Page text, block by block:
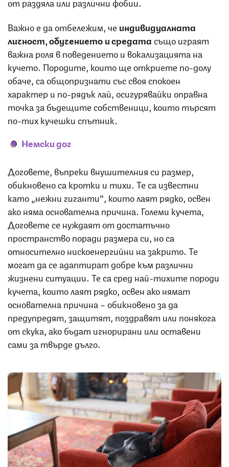
Важно е да отбележим, че индивидуалната
личност, обучението и средатасъщо играят
важна роля в поведението и вокализацията на
кучето. Породите, които ще откриете по-долу
обаче, са общопризнати със своя спокоен
характер и по-рядък лай, осигурявайки оправна
точка за бъдещите собственици, които търсят
по-тих кучешки спътник.
Немски дог
Договете, въпреки внушителния си размер,
обикновено са кротки и тихи. Те са известни
като „нежни гиганти“, които лаят рядко, освен
ако няма основателна причина. Големи кучета,
Договете се нуждаят от достатъчно
пространство поради размера си, но са
относително нискоенергийни на закрито. Те
могат да се адаптират добре към различни
жизнени ситуации. Те са сред най-тихите породи
кучета, които лаят рядко, освен ако нямат
основателна причина – обикновено за да
предупредят, защитят, поздравят или понякога
от скука, ако бъдат игнорирани или оставени
сами за твърде дълго.